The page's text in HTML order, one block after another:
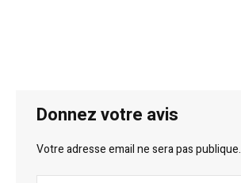
Donnez votre avis
Votre adresse email ne sera pas publique.